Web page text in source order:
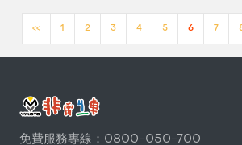
<< 1 2 3 4 5 6 7
免費服務專線：0800-050-700